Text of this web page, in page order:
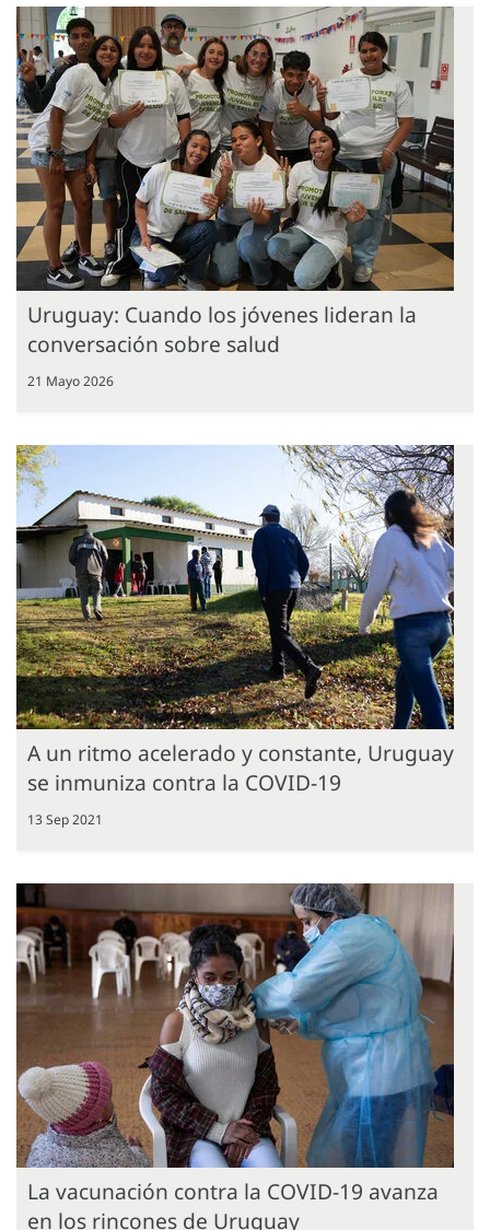
Uruguay: Cuando los jóvenes lideran la
conversación sobre salud
21 Mayo 2026
A un ritmo acelerado y constante, Uruguay
se inmuniza contra la COVID-19
13 Sep 2021
La vacunación contra la COVID-19 avanza
en los rincones de Uruguay